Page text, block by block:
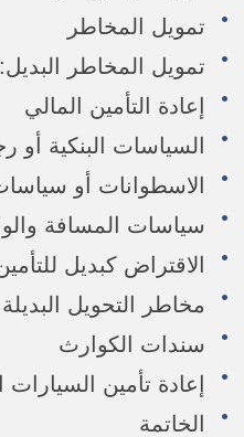
تمويل المخاطر
تمويل المخاطر
إعادة التأمين المالي
السياسات البنكية
الاسطوانات أو
سياسات المسافة
الاقتراض كبديل
مخاطر التحويل البديلة
سندات الكوارث
إعادة تأمين
الخاتمة